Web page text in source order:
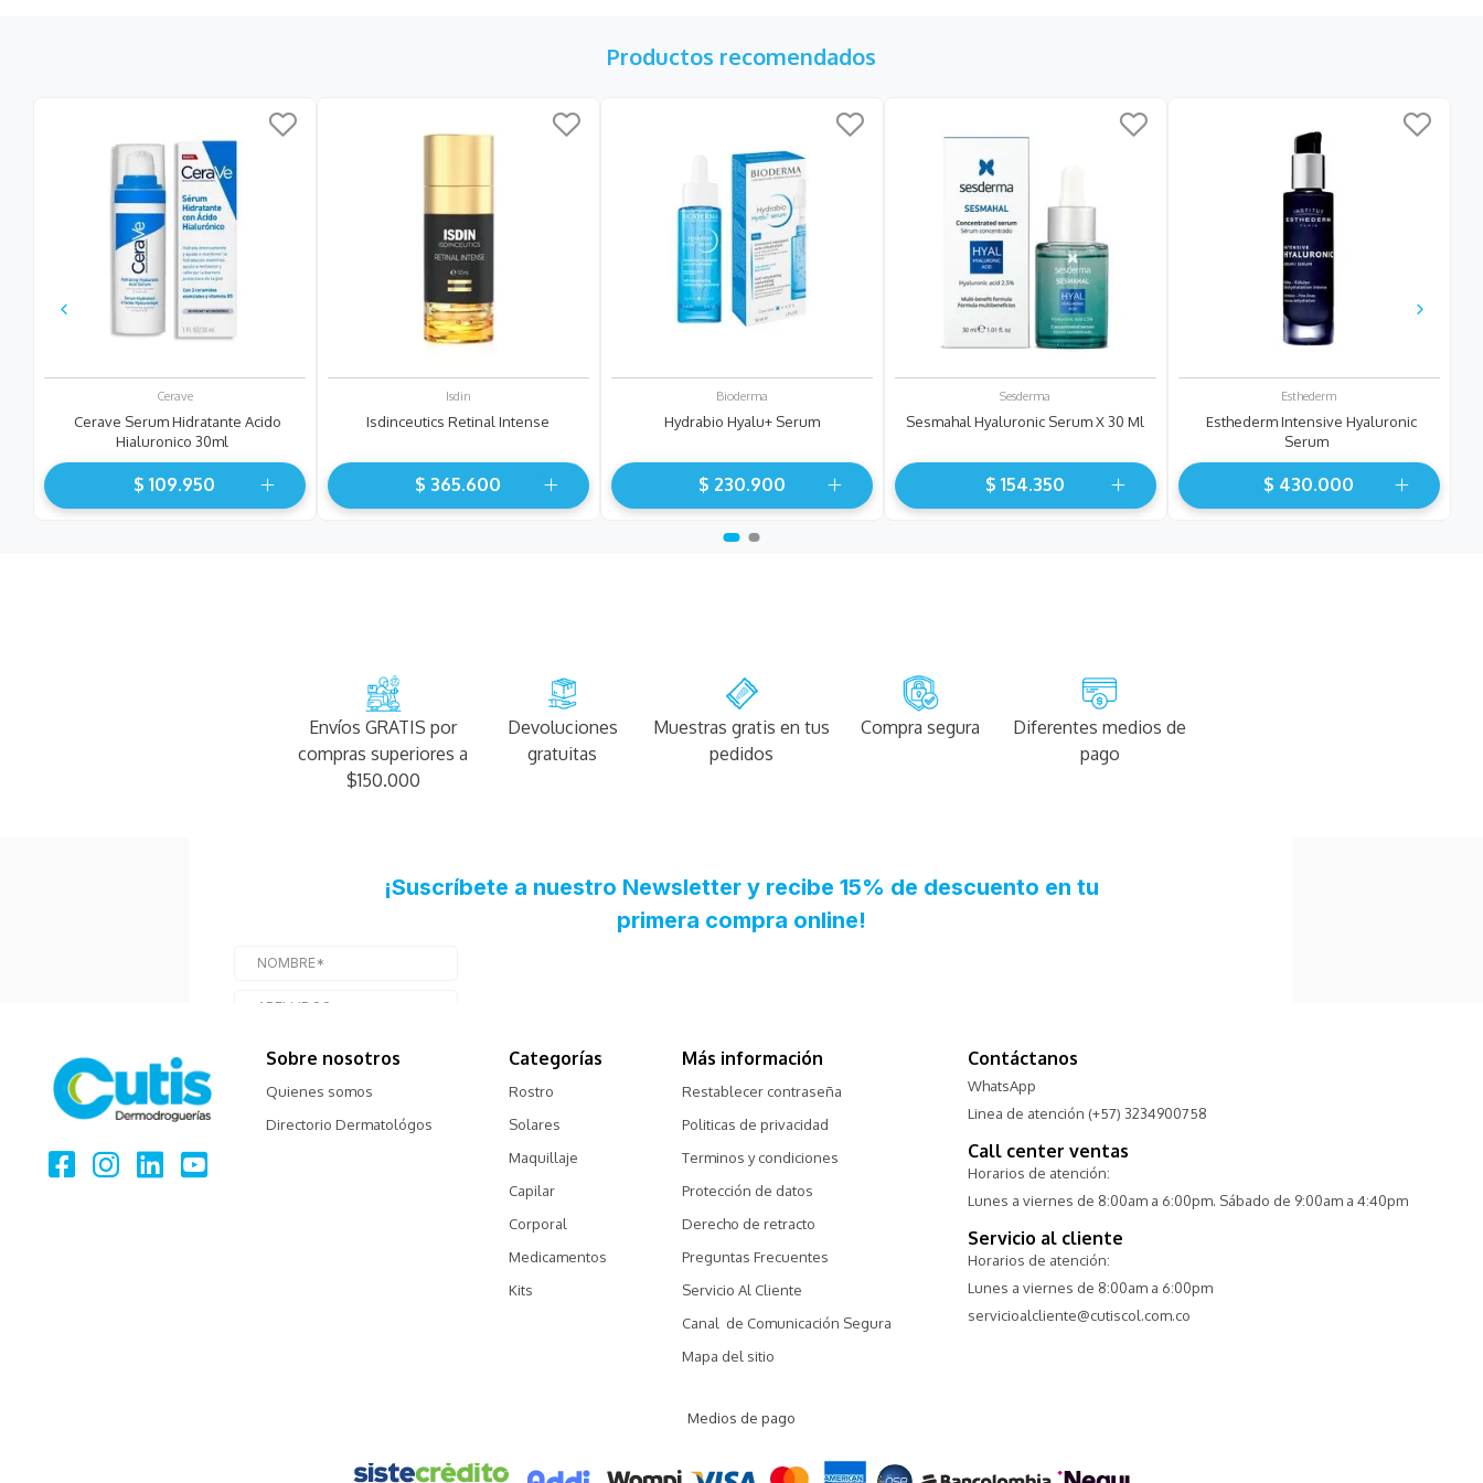
Productos recomendados
Cerave
Cerave Serum Hidratante Acido
Hialuronico 30ml
$ 109.950
Isdin
Isdinceutics Retinal Intense
$ 365.600
Bioderma
Hydrabio Hyalu+ Serum
$ 230.900
Sesderma
Sesmahal Hyaluronic Serum X 30 Ml
$ 154.350
Esthederm
Esthederm Intensive Hyaluronic
Serum
$ 430.000
Envíos GRATIS por
compras superiores a
$150.000
Devoluciones
gratuitas
Muestras gratis en tus
pedidos
Compra segura
Diferentes medios de
pago
Sobre nosotros
Quienes somos
Directorio Dermatológos
Categorías
Rostro
Solares
Maquillaje
Capilar
Corporal
Medicamentos
Kits
Más información
Restablecer contraseña
Politicas de privacidad
Terminos y condiciones
Protección de datos
Derecho de retracto
Preguntas Frecuentes
Servicio Al Cliente
Canal  de Comunicación Segura
Mapa del sitio
Contáctanos
WhatsApp
Linea de atención (+57) 3234900758
Call center ventas
Horarios de atención:
Lunes a viernes de 8:00am a 6:00pm. Sábado de 9:00am a 4:40pm
Servicio al cliente
Horarios de atención:
Lunes a viernes de 8:00am a 6:00pm
servicioalcliente@cutiscol.com.co
Medios de pago